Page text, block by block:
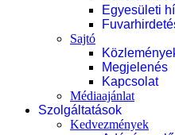
Egyesületi
Sajtó
Megjelenés
Kapcsolat
Médiaajánlat
Szolgáltatások
Kedvezmények